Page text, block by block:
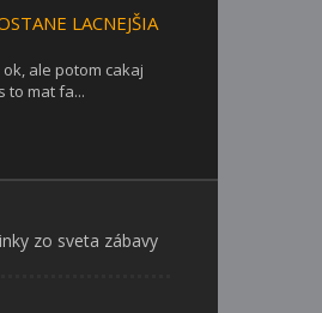
LACNEJŠIA
ale potom cakaj
to mat fa...
zo sveta zábavy